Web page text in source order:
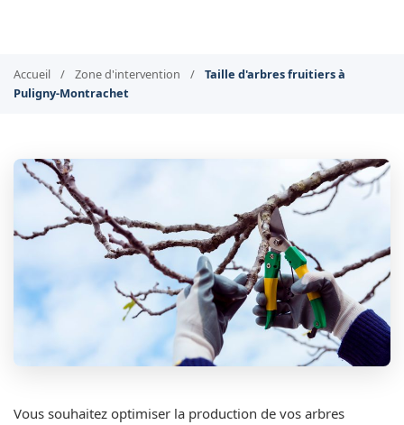
Accueil / Zone d'intervention /
Taille d'arbres fruitiers à
Puligny-Montrachet
Vous souhaitez optimiser la production de vos arbres